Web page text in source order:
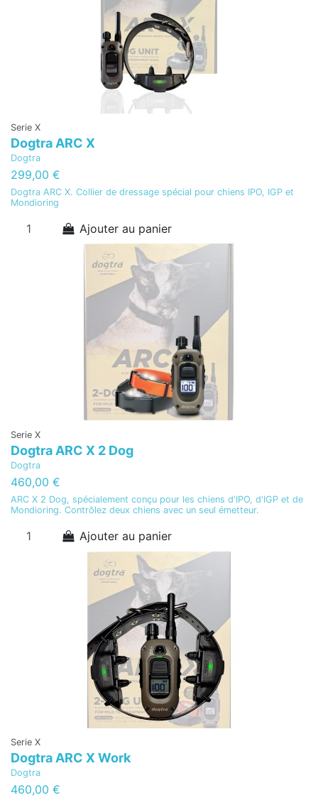
Serie X
Dogtra ARC X
Dogtra
299,00 €
Dogtra ARC X. Collier de dressage spécial pour chiens IPO, IGP et
Mondioring
Ajouter au panier
Serie X
Dogtra ARC X 2 Dog
Dogtra
460,00 €
ARC X 2 Dog, spécialement conçu pour les chiens d'IPO, d'IGP et de
Mondioring. Contrôlez deux chiens avec un seul émetteur.
Ajouter au panier
Serie X
Dogtra ARC X Work
Dogtra
460,00 €